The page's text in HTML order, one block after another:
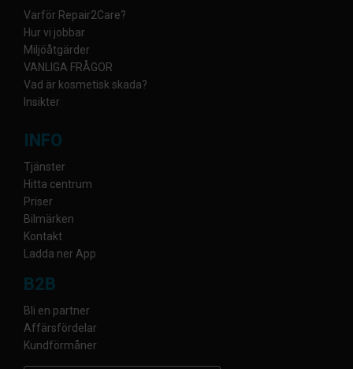
Varför Repair2Care?
Hur vi jobbar
Miljöåtgärder
VANLIGA FRÅGOR
Vad är kosmetisk skada?
Insikter
INFO
Tjänster
Hitta centrum
Priser
Bilmärken
Kontakt
Ladda ner App
B2B
Bli en partner
Affärsfördelar
Kundförmåner